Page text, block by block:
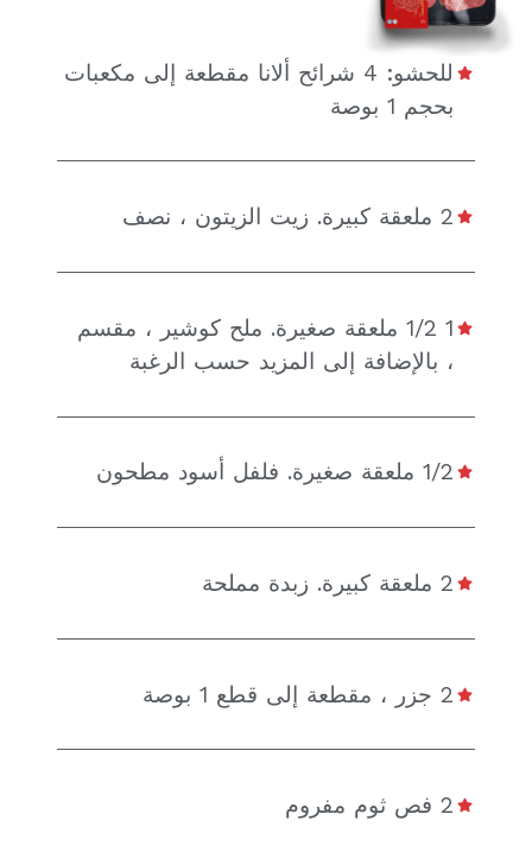
للحشو: 4 شرائح ألانا مقطعة إلى مكعبات
بحجم 1 بوصة
2 ملعقة كبيرة. زيت الزيتون ، نصف
1 1/2 ملعقة صغيرة. ملح كوشير ، مقسم
، بالإضافة إلى المزيد حسب الرغبة
1/2 ملعقة صغيرة. فلفل أسود مطحون
2 ملعقة كبيرة. زبدة مملحة
2 جزر ، مقطعة إلى قطع 1 بوصة
2 فص ثوم مفروم